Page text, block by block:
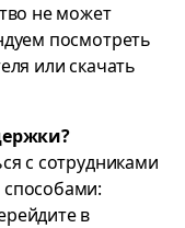
не может
посмотреть
или скачать
с сотрудниками
в